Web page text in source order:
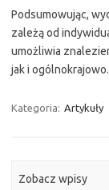
Podsumowując,
zależą od
umożliwia
jak i ogólnokrajowo.
Kategoria: Artykuły
Zobacz wpisy